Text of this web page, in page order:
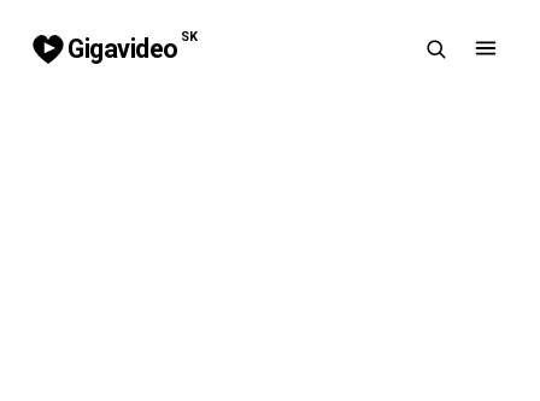
Gigavideo SK